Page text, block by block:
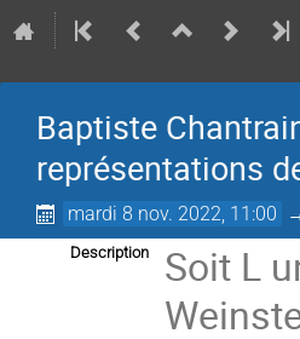
Baptiste
représentations
mardi 8 nov. 2022, 11:00
Description
Soit L